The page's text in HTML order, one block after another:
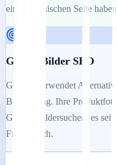
einer japanischen Seite
Google Bilder SEO
Google verwendet
Bildranking. Ihre
Google Bildersuchen, es sei
Französisch.